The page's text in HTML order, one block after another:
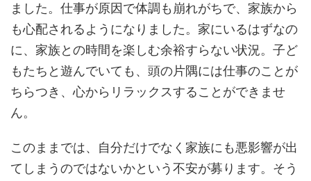
ました。仕事が原因で体調も崩れがちで、家族から
も心配されるようになりました。家にいるはずなの
に、家族との時間を楽しむ余裕すらない状況。子ど
もたちと遊んでいても、頭の片隅には仕事のことが
ちらつき、心からリラックスすることができませ
ん。
このままでは、自分だけでなく家族にも悪影響が出
てしまうのではないかという不安が募ります。そう